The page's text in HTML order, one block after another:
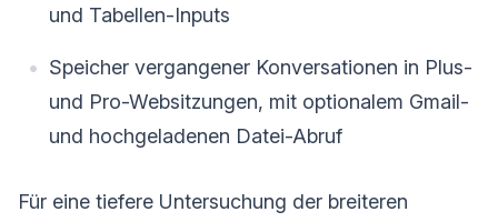
und Tabellen-Inputs
Speicher vergangener Konversationen in Plus-
und Pro-Websitzungen, mit optionalem Gmail-
und hochgeladenen Datei-Abruf
Für eine tiefere Untersuchung der breiteren